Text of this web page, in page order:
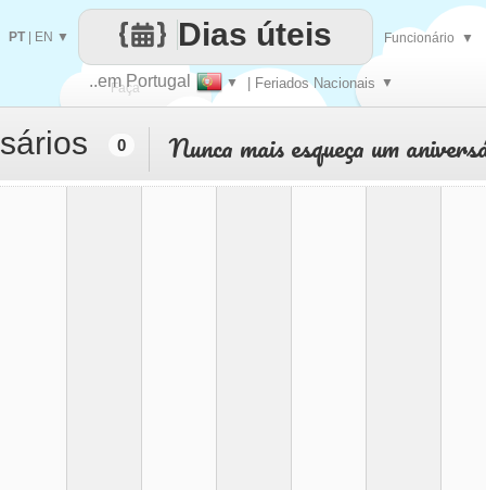
Faça
cada
..em Portugal ▼ | Feriados Nacionais ▼
Dias úteis
PT| EN ▼ Funcionário ▼
0 Nunca mais esqueça um